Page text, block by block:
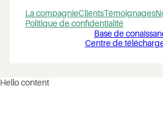
La compagnieClientsTémoignages
Politique de confidentialité
Base de
Centre de
Hello content